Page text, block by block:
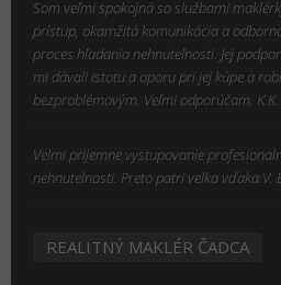
Som veľmi spokojná so službami
prístup, okamžitá komunikácia a
proces hľadania nehnuteľnosti. Jej
mi dávali istotu a oporu pri jej kúpe a
bezproblémovým. Veľmi odporúčam. K.K.
Velmi prijemne vystupovanie
nehnutelnosti. Preto patri velka vďaka.V.
REALITNÝ MAKLÉR ČADCA